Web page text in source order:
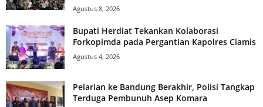
Agustus 8, 2026
Bupati Herdiat Tekankan Kolaborasi
Forkopimda pada Pergantian Kapolres Ciamis
Agustus 4, 2026
Pelarian ke Bandung Berakhir, Polisi Tangkap
Terduga Pembunuh Asep Komara